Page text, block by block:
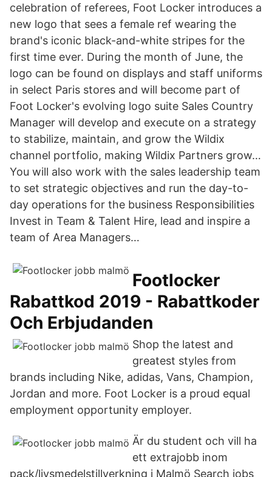
celebration of referees, Foot Locker introduces a
new logo that sees a female ref wearing the
brand's iconic black-and-white stripes for the
first time ever. During the month of June, the
logo can be found on displays and staff uniforms
in select Paris stores and will become part of
Foot Locker's evolving logo suite Sales Country
Manager will develop and execute on a strategy
to stabilize, maintain, and grow the Wildix
channel portfolio, making Wildix Partners grow…
You will also work with the sales leadership team
to set strategic objectives and run the day-to-
day operations for the business Responsibilities
Invest in Team & Talent Hire, lead and inspire a
team of Area Managers…
Footlocker
Rabattkod 2019 - Rabattkoder
Och Erbjudanden
Shop the latest and
greatest styles from
brands including Nike, adidas, Vans, Champion,
Jordan and more. Foot Locker is a proud equal
employment opportunity employer.
Är du student och vill ha
ett extrajobb inom
pack/livsmedelstillverkning i Malmö Search jobs